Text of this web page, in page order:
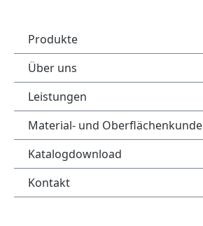
Produkte
Über uns
Leistungen
Material- und Oberflächenkunde
Katalogdownload
Kontakt